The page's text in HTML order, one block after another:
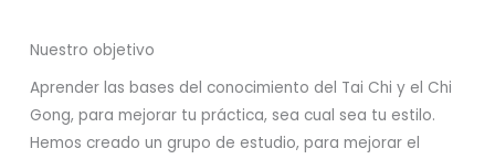
Nuestro objetivo
Aprender las bases del conocimiento del Tai Chi y el Chi
Gong, para mejorar tu práctica, sea cual sea tu estilo.
Hemos creado un grupo de estudio, para mejorar el